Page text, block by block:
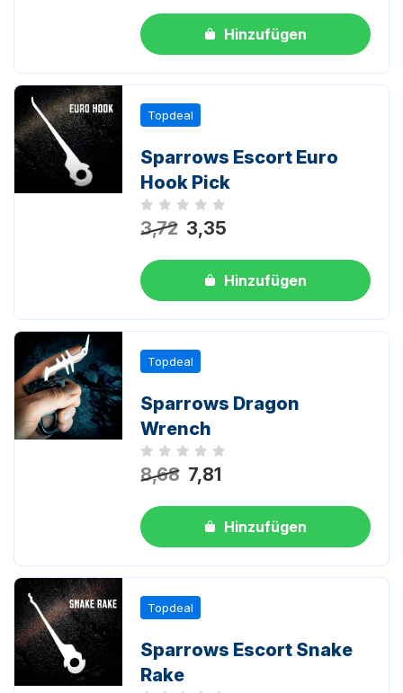
Hinzufügen
Topdeal
Sparrows Escort Euro
Hook Pick
Noch keine Bewertungen
3,72 3,35
Hinzufügen
Topdeal
Sparrows Dragon
Wrench
Noch keine Bewertungen
8,68 7,81
Hinzufügen
Topdeal
Sparrows Escort Snake
Rake